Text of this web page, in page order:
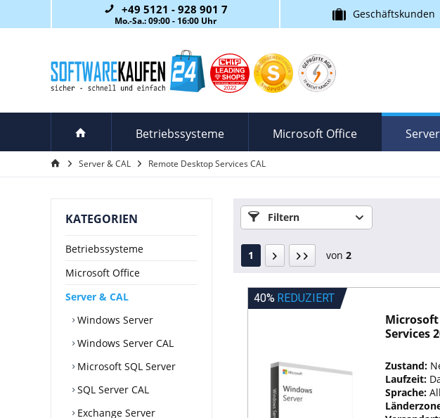
+49 5121 - 928 901 7
Mo.-Sa.: 09:00 - 16:00 Uhr
Geschäftskunden
Betriebssysteme Microsoft Office
Server & CAL Remote Desktop Services CAL
KATEGORIEN
Betriebssysteme
Microsoft Office
Server & CAL
Windows Server
Windows Server CAL
Microsoft SQL Server
SQL Server CAL
Exchange Server
Filtern
1 von 2
40% REDUZIERT
Services
Zustand:
Laufzeit:
Sprache: